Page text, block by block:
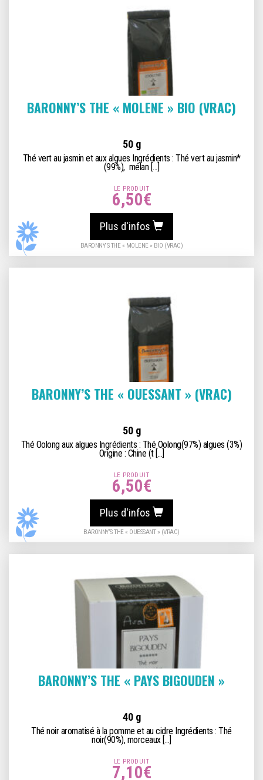
BARONNY’S THE « MOLENE » BIO (VRAC)
50 g
Thé vert au jasmin et aux algues Ingrédients : Thé vert au jasmin*
(99%), mélan [...]
LE PRODUIT
6,50€
Plus d'infos
BARONNY’S THE « MOLENE » BIO (VRAC)
BARONNY’S THE « OUESSANT » (VRAC)
50 g
Thé Oolong aux algues Ingrédients : Thé Oolong(97%) algues (3%)
Origine : Chine (t [...]
LE PRODUIT
6,50€
Plus d'infos
BARONNY’S THE « OUESSANT » (VRAC)
BARONNY’S THE « PAYS BIGOUDEN »
40 g
Thé noir aromatisé à la pomme et au cidre Ingrédients : Thé
noir(90%), morceaux [...]
LE PRODUIT
7,10€